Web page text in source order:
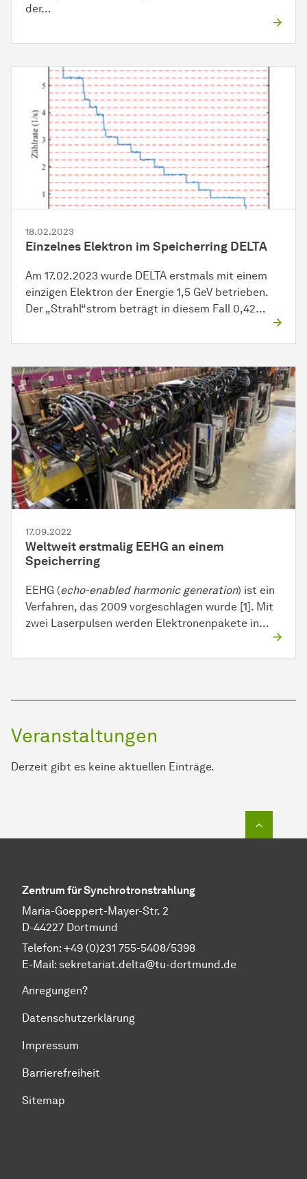
der…
18.02.2023
Einzelnes Elektron im Speicherring DELTA
Am 17.02.2023 wurde DELTA erstmals mit einem
einzigen Elektron der Energie 1,5 GeV betrieben.
Der „Strahl“strom beträgt in diesem Fall 0,42…
17.09.2022
Weltweit erstmalig EEHG an einem
Speicherring
EEHG (echo-enabled harmonic generation) ist ein
Verfahren, das 2009 vorgeschlagen wurde [1]. Mit
zwei Laserpulsen werden Elektronenpakete in…
Veranstaltungen
Derzeit gibt es keine aktuellen Einträge.
Zentrum für Synchrotronstrahlung
Maria-Goeppert-Mayer-Str. 2
D-44227 Dortmund
Telefon: +49 (0)231 755-5408/5398
E-Mail: sekretariat.delta@tu-dortmund.de
Anregungen?
Datenschutzerklärung
Impressum
Barrierefreiheit
Sitemap